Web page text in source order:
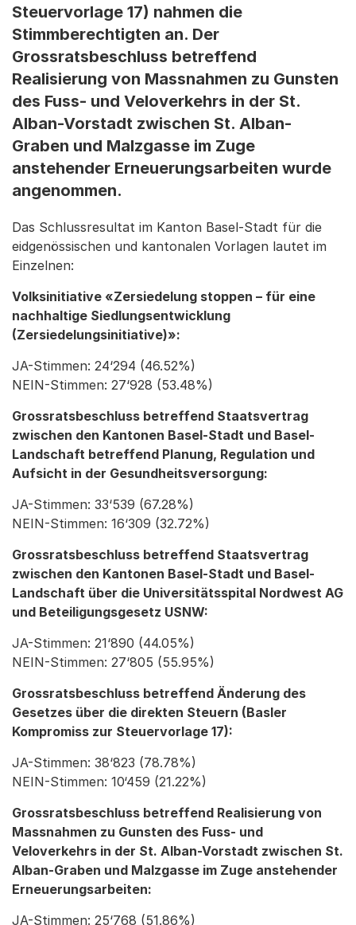
Steuervorlage 17) nahmen die
Stimmberechtigten an. Der
Grossratsbeschluss betreffend
Realisierung von Massnahmen zu Gunsten
des Fuss- und Veloverkehrs in der St.
Alban-Vorstadt zwischen St. Alban-
Graben und Malzgasse im Zuge
anstehender Erneuerungsarbeiten wurde
angenommen.
Das Schlussresultat im Kanton Basel-Stadt für die
eidgenössischen und kantonalen Vorlagen lautet im
Einzelnen:
Volksinitiative «Zersiedelung stoppen – für eine
nachhaltige Siedlungsentwicklung
(Zersiedelungsinitiative)»:
JA-Stimmen: 24‘294 (46.52%)
NEIN-Stimmen: 27‘928 (53.48%)
Grossratsbeschluss betreffend Staatsvertrag
zwischen den Kantonen Basel-Stadt und Basel-
Landschaft betreffend Planung, Regulation und
Aufsicht in der Gesundheitsversorgung:
JA-Stimmen: 33‘539 (67.28%)
NEIN-Stimmen: 16‘309 (32.72%)
Grossratsbeschluss betreffend Staatsvertrag
zwischen den Kantonen Basel-Stadt und Basel-
Landschaft über die Universitätsspital Nordwest AG
und Beteiligungsgesetz USNW:
JA-Stimmen: 21‘890 (44.05%)
NEIN-Stimmen: 27‘805 (55.95%)
Grossratsbeschluss betreffend Änderung des
Gesetzes über die direkten Steuern (Basler
Kompromiss zur Steuervorlage 17):
JA-Stimmen: 38‘823 (78.78%)
NEIN-Stimmen: 10‘459 (21.22%)
Grossratsbeschluss betreffend Realisierung von
Massnahmen zu Gunsten des Fuss- und
Veloverkehrs in der St. Alban-Vorstadt zwischen St.
Alban-Graben und Malzgasse im Zuge anstehender
Erneuerungsarbeiten:
JA-Stimmen: 25‘768 (51.86%)